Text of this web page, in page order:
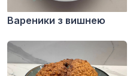
Вареники з вишнею